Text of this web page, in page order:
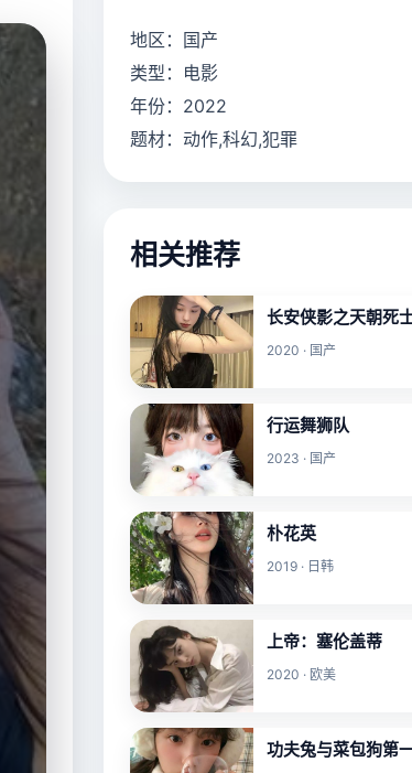
地区：国产
类型：电影
年份：2022
题材：动作,科幻,犯罪
相关推荐
长安侠影之天朝死
2020 · 国产
行运舞狮队
2023 · 国产
朴花英
2019 · 日韩
上帝：塞伦盖蒂
2020 · 欧美
功夫兔与菜包狗第